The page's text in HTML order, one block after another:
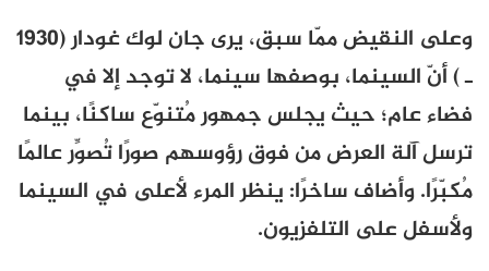
وعلى النقيض ممّا سبق، يرى جان لوك غودار (1930
ـ ) أنّ السينما، بوصفها سينما، لا توجد إلا في
فضاء عام؛ حيث يجلس جمهور مُتنوّع ساكنًا، بينما
ترسل آلة العرض من فوق رؤوسهم صورًا تُصوِّر عالمًا
مُكبّرًا. وأضاف ساخرًا: ينظر المرء لأعلى في السينما
ولأسفل على التلفزيون.